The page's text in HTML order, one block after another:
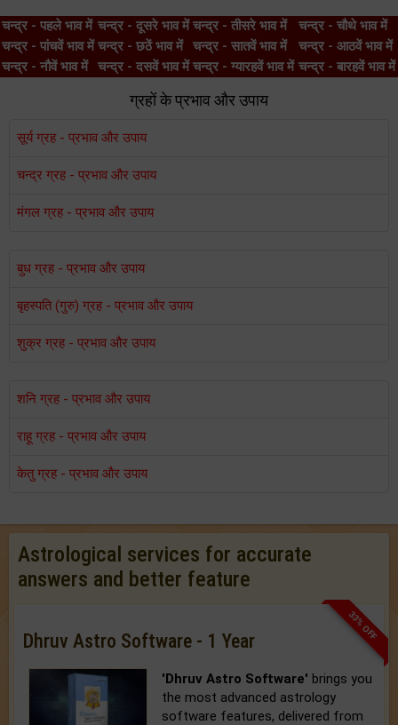
चन्द्र - पहले भाव में चन्द्र - दूसरे भाव में चन्द्र - तीसरे भाव में
चन्द्र - चौथे भाव में
चन्द्र - पांचवें भाव में चन्द्र - छठें भाव में चन्द्र - सातवें भाव में
चन्द्र - आठवें भाव में
चन्द्र - नौवें भाव में
चन्द्र - दसवें भाव में चन्द्र - ग्यारहवें भाव में चन्द्र - बारहवें भाव में
ग्रहों के प्रभाव और उपाय
सूर्य ग्रह - प्रभाव और उपाय
चन्द्र ग्रह - प्रभाव और उपाय
मंगल ग्रह - प्रभाव और उपाय
बुध ग्रह - प्रभाव और उपाय
बृहस्पति (गुरु) ग्रह - प्रभाव और उपाय
शुक्र ग्रह - प्रभाव और उपाय
शनि ग्रह - प्रभाव और उपाय
राहू ग्रह - प्रभाव और उपाय
केतु ग्रह - प्रभाव और उपाय
Astrological services for accurate
answers and better feature
33% OFF
Dhruv Astro Software - 1 Year
'Dhruv Astro Software' brings you
the most advanced astrology
software features, delivered from